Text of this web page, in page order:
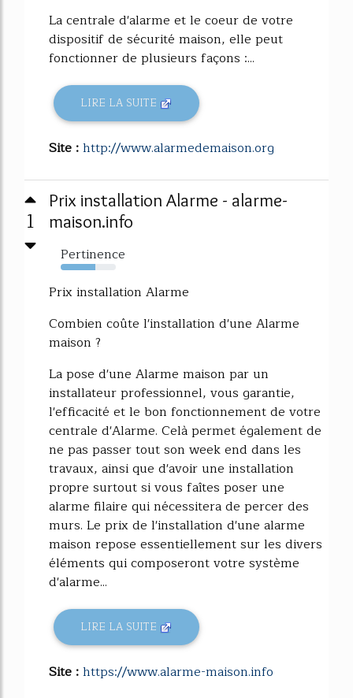
La centrale d'alarme et le coeur de votre
dispositif de sécurité maison, elle peut
fonctionner de plusieurs façons :...
LIRE LA SUITE
Site :http://www.alarmedemaison.org
1
Prix installation Alarme - alarme-
maison.info
Pertinence
63%
Prix installation Alarme
Combien coûte l'installation d'une Alarme
maison ?
La pose d'une Alarme maison par un
installateur professionnel, vous garantie,
l'efficacité et le bon fonctionnement de votre
centrale d'Alarme. Celà permet également de
ne pas passer tout son week end dans les
travaux, ainsi que d'avoir une installation
propre surtout si vous faîtes poser une
alarme filaire qui nécessitera de percer des
murs. Le prix de l'installation d'une alarme
maison repose essentiellement sur les divers
éléments qui composeront votre système
d'alarme...
LIRE LA SUITE
Site :https://www.alarme-maison.info